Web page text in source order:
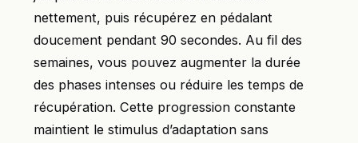
nettement, puis récupérez en pédalant
doucement pendant 90 secondes. Au fil des
semaines, vous pouvez augmenter la durée
des phases intenses ou réduire les temps de
récupération. Cette progression constante
maintient le stimulus d’adaptation sans